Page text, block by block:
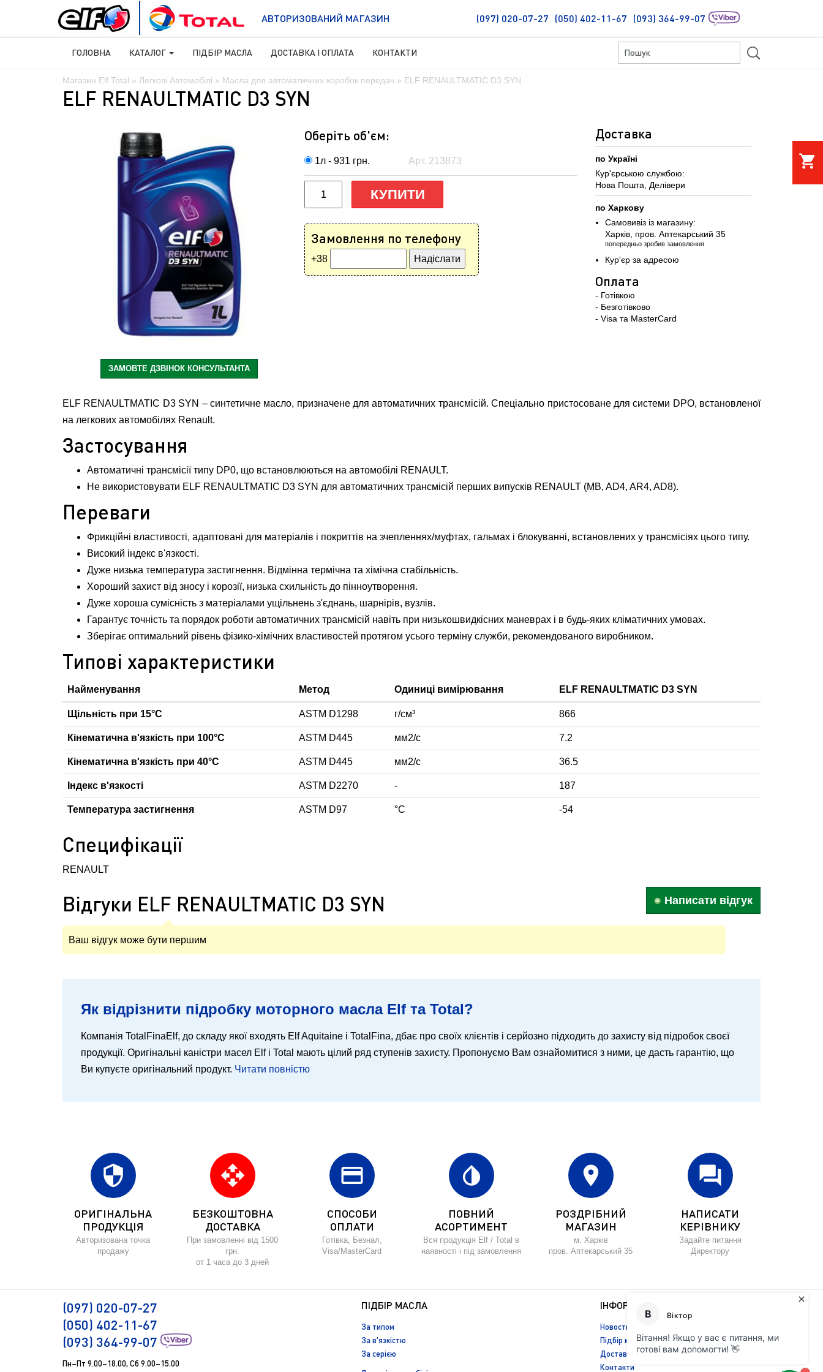
Магазин Elf Total » Легкові Автомобілі » Масла для автоматичних коробок передач » ELF RENAULTMATIC D3 SYN
ELF RENAULTMATIC D3 SYN
ЗАМОВТЕ ДЗВІНОК КОНСУЛЬТАНТА
Оберіть об'єм:
1л - 931 грн. Арт. 213873
КУПИТИ
Замовлення по телефону
+38
Доставка
по Україні
Кур'єрською службою:
Нова Пошта, Делівери
по Харкову
Самовивіз із магазину:
Харків, пров. Аптекарський 35
попередньо зробив замовлення
Кур'єр за адресою
Оплата
- Готівкою
- Безготівково
- Visa та MasterCard
ELF RENAULTMATIC D3 SYN – синтетичне масло, призначене для автоматичних трансмісій. Спеціально пристосоване для системи DPO, встановленої
на легкових автомобілях Renault.
Застосування
Автоматичні трансмісії типу DP0, що встановлюються на автомобілі RENAULT.
Не використовувати ELF RENAULTMATIC D3 SYN для автоматичних трансмісій перших випусків RENAULT (MB, AD4, AR4, AD8).
Переваги
Фрикційні властивості, адаптовані для матеріалів і покриттів на зчепленнях/муфтах, гальмах і блокуванні, встановлених у трансмісіях цього типу.
Високий індекс в'язкості.
Дуже низька температура застигнення. Відмінна термічна та хімічна стабільність.
Хороший захист від зносу і корозії, низька схильність до пінноутворення.
Дуже хороша сумісність з матеріалами ущільнень з'єднань, шарнірів, вузлів.
Гарантує точність та порядок роботи автоматичних трансмісій навіть при низькошвидкісних маневрах і в будь-яких кліматичних умовах.
Зберігає оптимальний рівень фізико-хімічних властивостей протягом усього терміну служби, рекомендованого виробником.
Типові характеристики
Найменування Метод Одиниці вимірювання ELF RENAULTMATIC D3 SYN
Щільність при 15°С ASTM D1298 г/см³ 866
Кінематична в'язкість при 100°С ASTM D445 мм2/с 7.2
Кінематична в'язкість при 40°С ASTM D445 мм2/с 36.5
Індекс в'язкості ASTM D2270 - 187
Температура застигнення ASTM D97 °С -54
Специфікації
RENAULT
Відгуки ELF RENAULTMATIC D3 SYN Написати відгук
Ваш відгук може бути першим
Як відрізнити підробку моторного масла Elf та Total?
Компанія TotalFinaElf, до складу якої входять Elf Aquitaine і TotalFina, дбає про своїх клієнтів і серйозно підходить до захисту від підробок своєї
продукції. Оригінальні каністри масел Elf і Total мають цілий ряд ступенів захисту. Пропонуємо Вам ознайомитися з ними, це дасть гарантію, що
Ви купуєте оригінальний продукт. Читати повністю
security
ОРИГІНАЛЬНА
ПРОДУКЦІЯ
Авторизована точка
продажу
open_with
БЕЗКОШТОВНА
ДОСТАВКА
При замовленні від 1500
грн.
от 1 часа до 3 дней
credit_card
СПОСОБИ
ОПЛАТИ
Готівка, Безнал,
Visa/MasterCard
invert_colors
ПОВНИЙ
АСОРТИМЕНТ
Вся продукція Elf / Total в
наявності і під замовлення
location_on
РОЗДРІБНИЙ
МАГАЗИН
м. Харків
пров. Аптекарський 35
forum
НАПИСАТИ
КЕРІВНИКУ
Задайте питання
Директору
АВТОРИЗОВАНИЙ МАГАЗИН (097) 020-07-27 (050) 402-11-67 (093) 364-99-07
ГОЛОВНА КАТАЛОГ ПІДБІР МАСЛА ДОСТАВКА І ОПЛАТА КОНТАКТИ S
(097) 020-07-27
(050) 402-11-67
(093) 364-99-07
Пн–Пт 9.00–18.00, Сб 9.00–15.00
ПІДБІР МАСЛА
За типом
За в'язкістю
За серією
ІНФОРМАЦІЯ
Новости
Підбір масла
Доставка і оплата
Контакти
shopping_cart